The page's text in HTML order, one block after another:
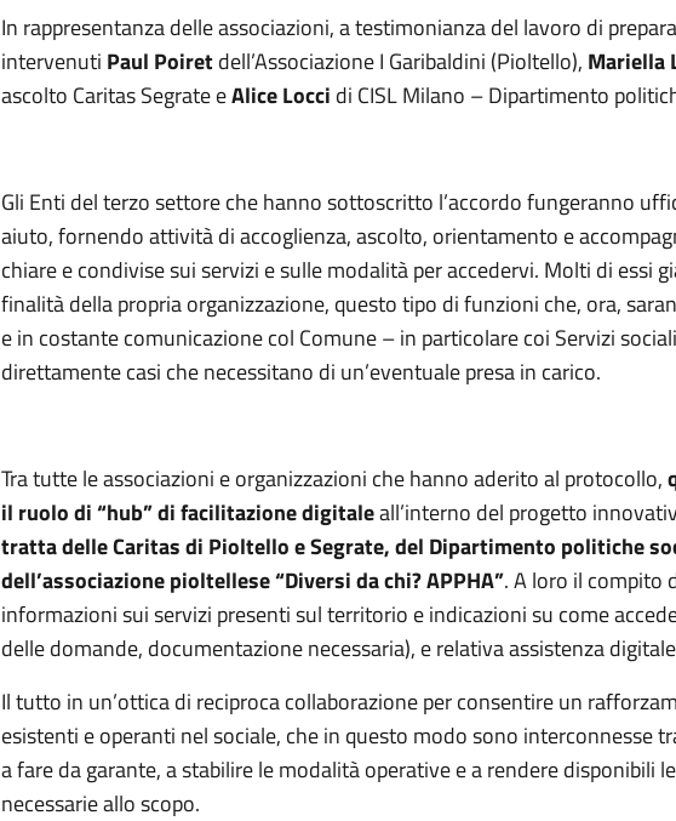
In rappresentanza delle associazioni, a testimonianza del lavoro di
intervenuti Paul Poiretdell’Associazione I Garibaldini (Pioltello), Mariella
ascolto Caritas Segrate eAlice Locci di CISL Milano – Dipartimento
Gli Enti del terzo settore che hanno sottoscritto l’accordo fungeranno
aiuto, fornendo attività di accoglienza, ascolto, orientamento e
chiare e condivise sui servizi e sulle modalità per accedervi. Molti di essi
finalità della propria organizzazione, questo tipo di funzioni che, ora,
e in costante comunicazione col Comune – in particolare coi Servizi
direttamente casi che necessitano di un’eventuale presa in carico.
Tra tutte le associazioni e organizzazioni che hanno aderito al protocollo,
il ruolo di “hub” di facilitazione digitaleall’interno del progetto
tratta delle Caritas di Pioltello e Segrate, del Dipartimento politiche
dell’associazione pioltellese “Diversi da chi? APPHA”. A loro il compito
informazioni sui servizi presenti sul territorio e indicazioni su come
delle domande, documentazione necessaria), e relativa assistenza
Il tutto in un’ottica di reciproca collaborazione per consentire un
esistenti e operanti nel sociale, che in questo modo sono interconnesse
a fare da garante, a stabilire le modalità operative e a rendere disponibili
necessarie allo scopo.